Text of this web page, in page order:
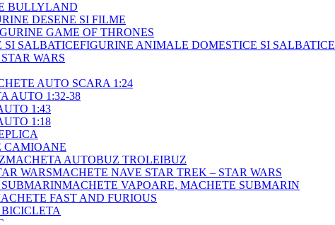
BULLYLAND
DESENE SI FILME
GAME OF THRONES
FIGURINE ANIMALE DOMESTICE SI SALBATICE
WARS
AUTO SCARA 1:24
AUTO 1:32-38
1:43
1:18
CAMIOANE
MACHETA AUTOBUZ TROLEIBUZ
MACHETE NAVE STAR TREK – STAR WARS
MACHETE VAPOARE, MACHETE SUBMARIN
FAST AND FURIOUS